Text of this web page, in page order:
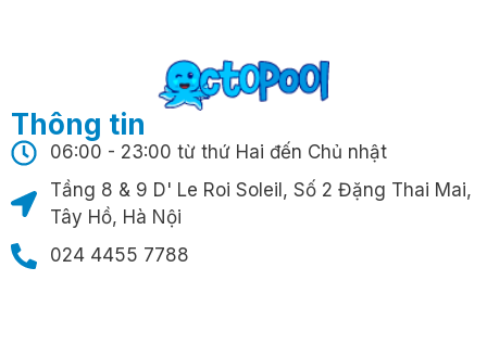
Thông tin
06:00 - 23:00 từ thứ Hai đến Chủ nhật
Tầng 8 & 9 D' Le Roi Soleil, Số 2 Đặng Thai Mai,
Tây Hồ, Hà Nội
024 4455 7788